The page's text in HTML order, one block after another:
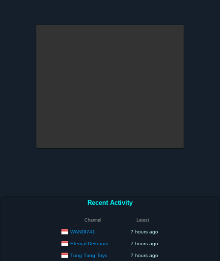
Recent Activity
Channel Latest
WANDI741 7 hours ago
Eternal Dekorasi 7 hours ago
Tung Tung Toys 7 hours ago